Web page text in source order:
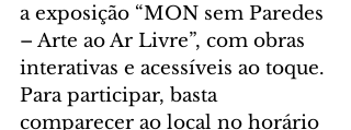
a exposição “MON sem Paredes
– Arte ao Ar Livre”, com obras
interativas e acessíveis ao toque.
Para participar, basta
comparecer ao local no horário